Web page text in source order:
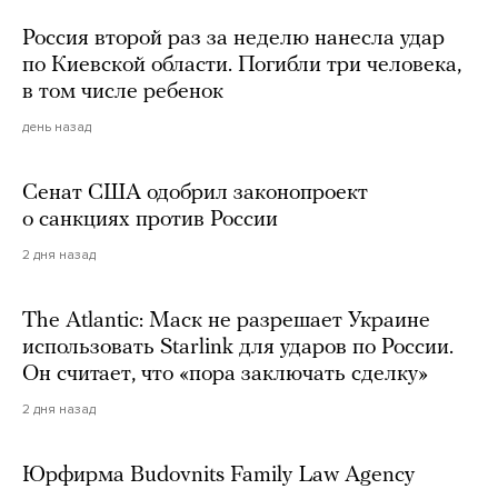
Россия второй раз за неделю нанесла удар
по Киевской области. Погибли три человека,
в том числе ребенок
день назад
Сенат США одобрил законопроект
о санкциях против России
2 дня назад
The Atlantic: Маск не разрешает Украине
использовать Starlink для ударов по России.
Он считает, что «пора заключать сделку»
2 дня назад
Юрфирма Budovnits Family Law Agency